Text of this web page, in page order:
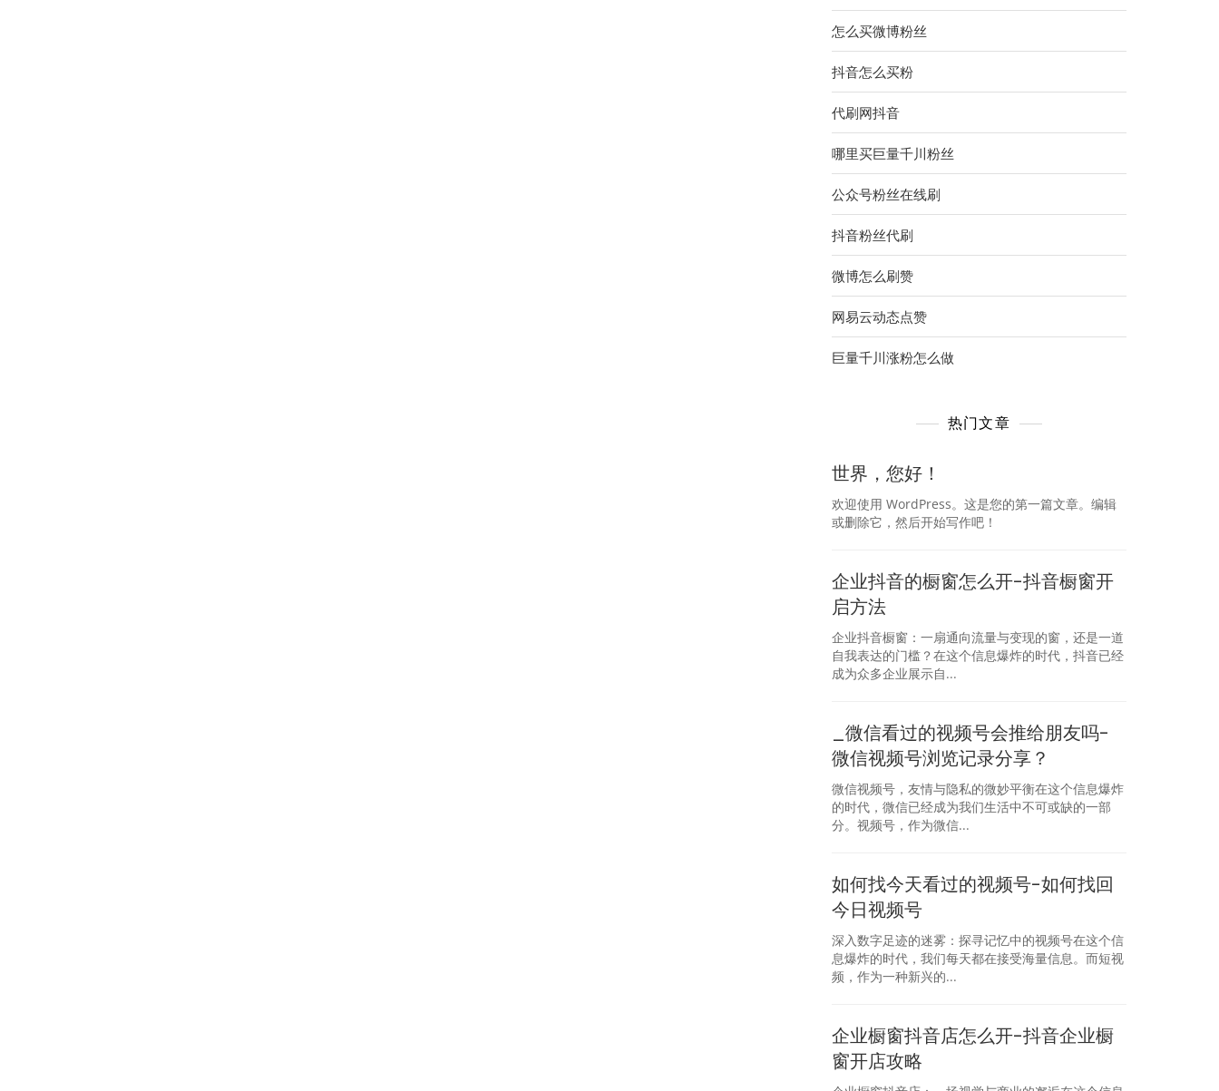
怎么买微博粉丝
抖音怎么买粉
代刷网抖音
哪里买巨量千川粉丝
公众号粉丝在线刷
抖音粉丝代刷
微博怎么刷赞
网易云动态点赞
巨量千川涨粉怎么做
热门文章
世界，您好！
欢迎使用 WordPress。这是您的第一篇文章。编辑
或删除它，然后开始写作吧！
企业抖音的橱窗怎么开-抖音橱窗开
启方法
企业抖音橱窗：一扇通向流量与变现的窗，还是一道
自我表达的门槛？在这个信息爆炸的时代，抖音已经
成为众多企业展示自...
_微信看过的视频号会推给朋友吗-
微信视频号浏览记录分享？
微信视频号，友情与隐私的微妙平衡在这个信息爆炸
的时代，微信已经成为我们生活中不可或缺的一部
分。视频号，作为微信...
如何找今天看过的视频号-如何找回
今日视频号
深入数字足迹的迷雾：探寻记忆中的视频号在这个信
息爆炸的时代，我们每天都在接受海量信息。而短视
频，作为一种新兴的...
企业橱窗抖音店怎么开-抖音企业橱
窗开店攻略